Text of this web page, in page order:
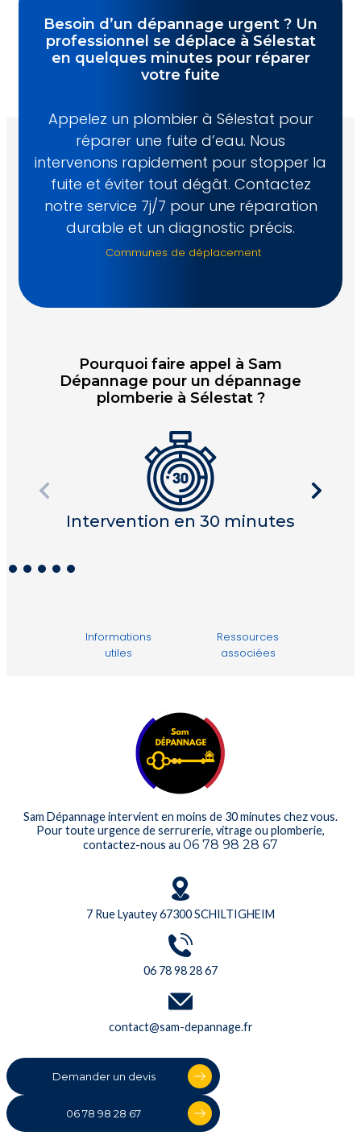
Besoin d’un dépannage urgent ? Un
professionnel se déplace à Sélestat
en quelques minutes pour réparer
votre fuite
Appelez un plombier à Sélestat pour
réparer une fuite d’eau. Nous
intervenons rapidement pour stopper la
fuite et éviter tout dégât. Contactez
notre service 7j/7 pour une réparation
durable et un diagnostic précis.
Communes de déplacement
Pourquoi faire appel à Sam
Dépannage pour un dépannage
plomberie à Sélestat ?
Intervention en 30 minutes
Informations
utiles
Ressources
associées
Sam Dépannage intervient en moins de 30 minutes chez vous.
Pour toute urgence de serrurerie, vitrage ou plomberie,
contactez-nous au 06 78 98 28 67
7 Rue Lyautey 67300 SCHILTIGHEIM
06 78 98 28 67
contact@sam-depannage.fr
Demander un devis
06 78 98 28 67